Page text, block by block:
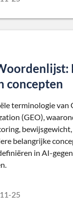
concepten
terminologie van
(GEO),
belangrijke
in AI-
25